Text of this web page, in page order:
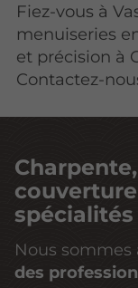
Fiez-vous à
menuiseries
et précision à
Contactez-
spécialités
Nous sommes
des